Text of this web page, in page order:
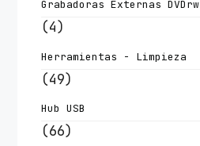
Grabadoras Externas DVDrw
(4)
Herramientas - Limpieza
(49)
Hub USB
(66)